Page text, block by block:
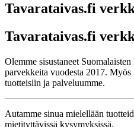
Tavarataivas.fi
Tavarataivas.fi
Olemme sisustaneet
parvekkeita vuodesta 2017.
tuotteisiin ja palveluumme.
Autamme sinua mielellään
mietityttävissä kysymyksissä.